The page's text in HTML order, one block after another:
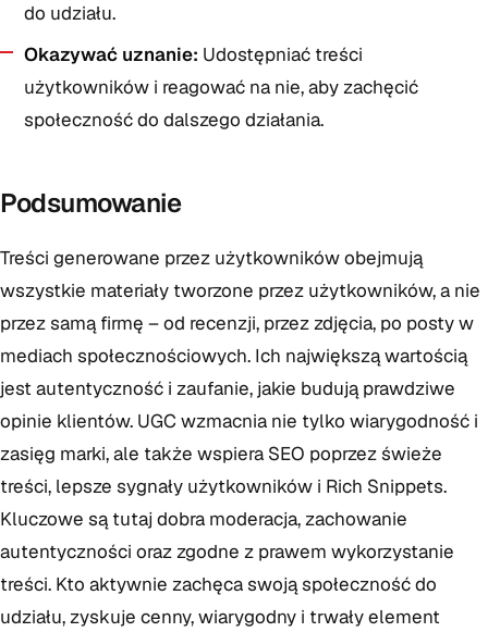
do udziału.
Okazywać uznanie: Udostępniać treści
użytkowników i reagować na nie, aby zachęcić
społeczność do dalszego działania.
Podsumowanie
Treści generowane przez użytkowników obejmują
wszystkie materiały tworzone przez użytkowników, a nie
przez samą firmę – od recenzji, przez zdjęcia, po posty w
mediach społecznościowych. Ich największą wartością
jest autentyczność i zaufanie, jakie budują prawdziwe
opinie klientów. UGC wzmacnia nie tylko wiarygodność i
zasięg marki, ale także wspiera SEO poprzez świeże
treści, lepsze sygnały użytkowników i Rich Snippets.
Kluczowe są tutaj dobra moderacja, zachowanie
autentyczności oraz zgodne z prawem wykorzystanie
treści. Kto aktywnie zachęca swoją społeczność do
udziału, zyskuje cenny, wiarygodny i trwały element